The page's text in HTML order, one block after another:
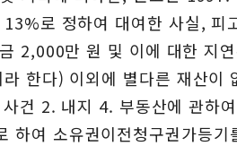
로 정하여 대여한 사실,
2,000만 원 및 이에 대한 지
한다) 이외에 별다른 재산
건 2. 내지 4. 부동산에 관하
하여 소유권이전청구권가등